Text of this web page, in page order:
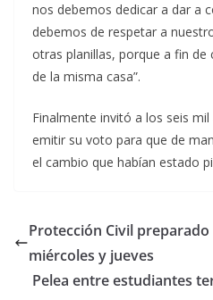
nos debemos dedicar a dar a
debemos de respetar a
otras planillas, porque a fin
de la misma casa”.
Finalmente invitó a los seis
emitir su voto para que de
el cambio que habían estado
Protección Civil
miércoles y jueves
Pelea entre estudiantes